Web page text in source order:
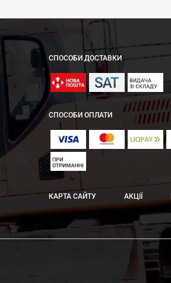
СПОСОБИ ДОСТАВКИ
СПОСОБИ ОПЛАТИ
КАРТА САЙТУ АКЦІЇ